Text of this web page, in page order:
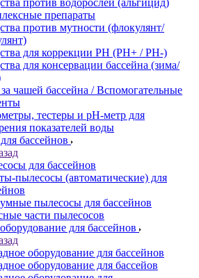
против водорослей (альгицид)
препараты
против мутности (флокулянт/
для коррекции PH (PH+ / PH-)
для консервации бассейна (зима/
чашей бассейна / Вспомогательные
тестеры и рН-метр для
показателей воды
бассейнов
для бассейнов
пылесосы (автоматические) для
пылесосы для бассейнов
части пылесосов
для бассейнов
оборудование для бассейнов
оборудование для бассейов